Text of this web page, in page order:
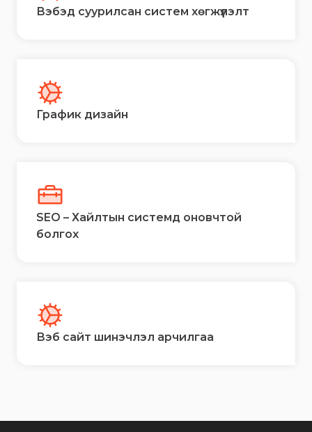
Вэбэд суурилсан систем хөгжүүлэлт
График дизайн
SEO – Хайлтын системд оновчтой
болгох
Вэб сайт шинэчлэл арчилгаа